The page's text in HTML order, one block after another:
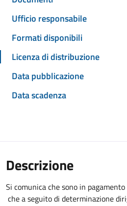
Ufficio responsabile
Formati disponibili
Licenza di distribuzione
Data pubblicazione
Data scadenza
Descrizione
Si comunica che sono in
che a seguito di determinazione